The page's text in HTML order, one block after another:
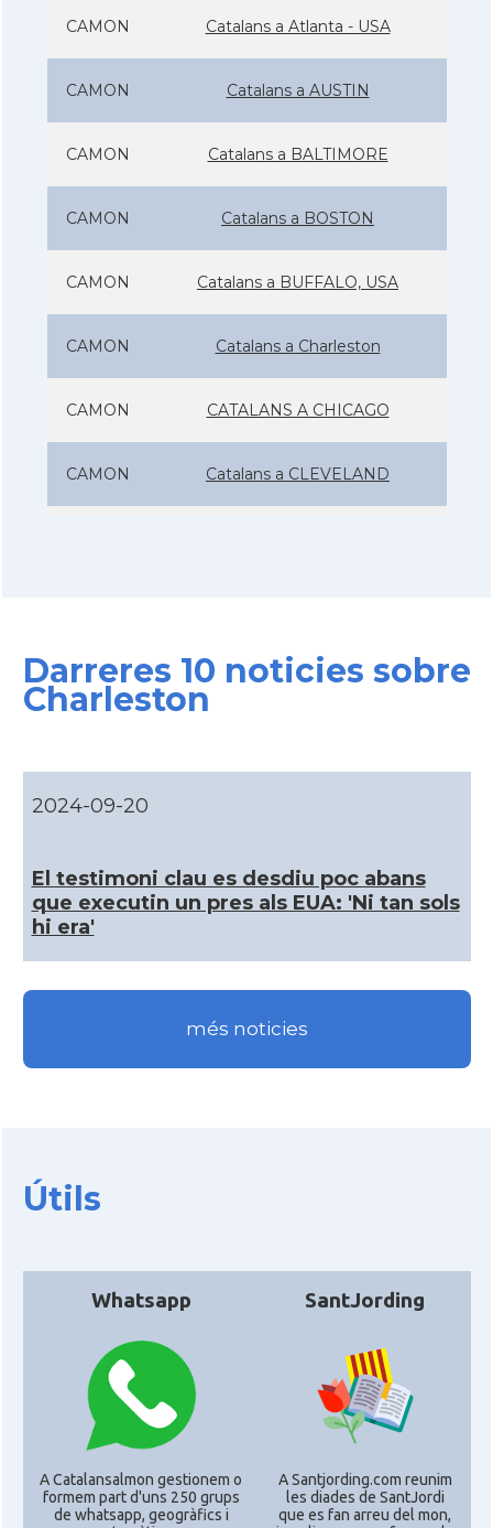
CAMON Catalans a Atlanta - USA
CAMON Catalans a AUSTIN
CAMON Catalans a BALTIMORE
CAMON Catalans a BOSTON
CAMON Catalans a BUFFALO, USA
CAMON Catalans a Charleston
CAMON CATALANS A CHICAGO
CAMON Catalans a CLEVELAND
CAMON Catalans a CONNECTICUT
CAMON
CAMON
CAMON Catalans a Hawaii
CAMON Catalans a Jacksonville
CAMON Catalans a Kentucky
CAMON Catalans a Las Vegas
CAMON Catalans a Los Angeles
Darreres 10 noticies sobre
Charleston
2024-09-20
El testimoni clau es desdiu poc abans
que executin un pres als EUA: 'Ni tan sols
hi era'
més noticies
Útils
Whatsapp
A Catalansalmon gestionem o
formem part d'uns 250 grups
de whatsapp, geogràfics i
SantJording
A Santjording.com reunim
les diades de SantJordi
que es fan arreu del mon,